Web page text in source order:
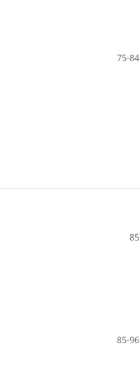
75-84
85
85-96